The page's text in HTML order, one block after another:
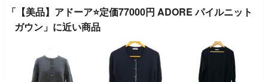
「【美品】アドーア⭐️定価77000円 ADORE パイルニット
ガウン」に近い商品